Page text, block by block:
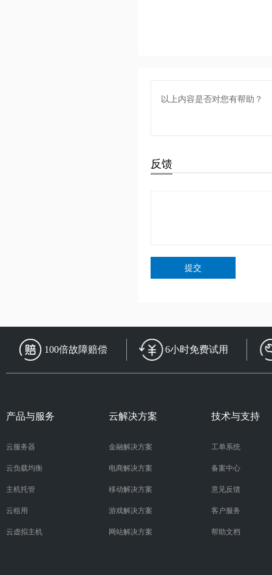
以上内容是否对您有帮助？
反馈
提交
100倍故障赔偿 6小时免费试用
产品与服务
云服务器
云负载均衡
主机托管
云租用
云虚拟主机
云解决方案
金融解决方案
电商解决方案
移动解决方案
游戏解决方案
网站解决方案
技术与支持
工单系统
备案中心
意见反馈
客户服务
帮助文档